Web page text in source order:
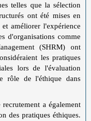
telles que la sélection
ont été mises en
améliorer l'expérience
d'organisations comme
(SHRM) ont
les pratiques
lors de l'évaluation
rôle de l'éthique dans
a également
des pratiques éthiques.